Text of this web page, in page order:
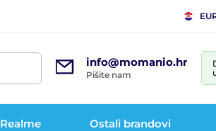
info@momanio.hr
Pišite nam
Realme Ostali brandovi